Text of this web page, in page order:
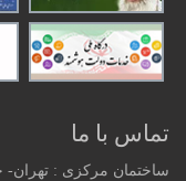
تماس با ما
ساختمان مرکزی : تهران-